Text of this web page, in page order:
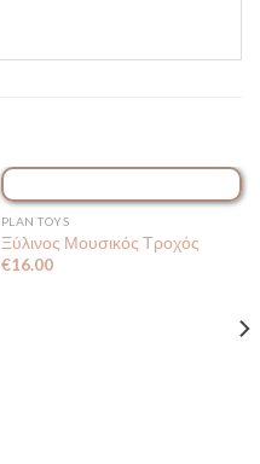
PLAN TOYS
Ξύλινος Μουσικός Τροχός
€16.00